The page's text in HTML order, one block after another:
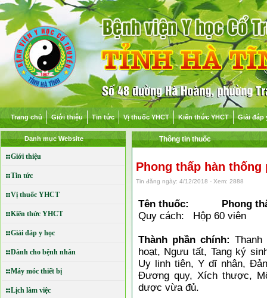
Trang chủ Giới thiệu Tin tức Vị thuốc YHCT Kiến thức YHCT Giải đáp
Danh mục Website
Giới thiệu
Tin tức
Vị thuốc YHCT
Kiến thức YHCT
Giải đáp y học
Dành cho bệnh nhân
Máy móc thiết bị
Lịch làm việc
Thông tin thuốc
Phong thấp hàn thống
Tin đăng ngày: 4/12/2018 - Xem: 2888
Tên thuốc: Phong
Quy cách: Hộp 60 viên
Thành phần chính:
hoạt, Ngưu tất, Tang ký
Uy linh tiên, Y dĩ nhân,
Đương quy, Xích thược,
dược vừa đủ.